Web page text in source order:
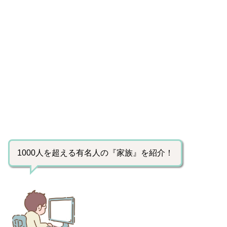
1000人を超える有名人の『家族』を紹介！